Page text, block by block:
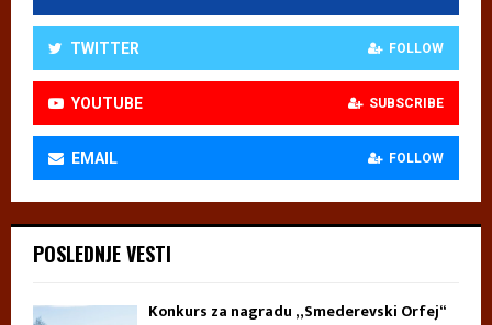
TWITTER FOLLOW
YOUTUBE SUBSCRIBE
EMAIL FOLLOW
POSLEDNJE VESTI
Konkurs za nagradu „Smederevski Orfej“